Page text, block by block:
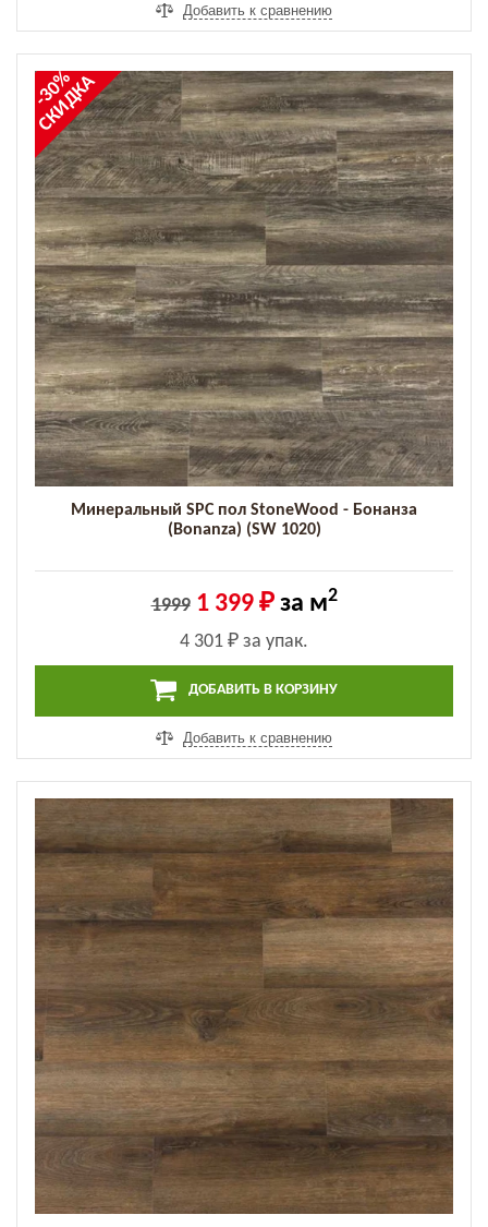
Добавить к сравнению
-30%
СКИДКА
Минеральный SPC пол StoneWood - Бонанза
(Bonanza) (SW 1020)
1999 1 399 ₽за м2
4 301 ₽ за упак.
ДОБАВИТЬ В КОРЗИНУ
Добавить к сравнению